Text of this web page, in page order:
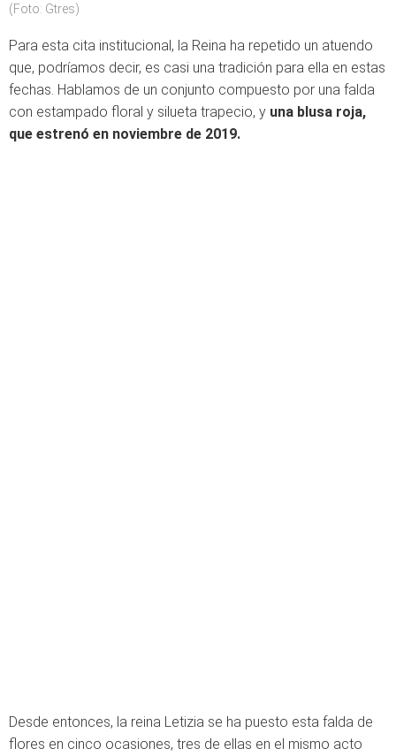
(Foto: Gtres)
Para esta cita institucional, la Reina ha repetido un atuendo
que, podríamos decir, es casi una tradición para ella en estas
fechas. Hablamos de un conjunto compuesto por una falda
con estampado floral y silueta trapecio, y una blusa roja,
que estrenó en noviembre de 2019.
Desde entonces, la reina Letizia se ha puesto esta falda de
flores en cinco ocasiones, tres de ellas en el mismo acto